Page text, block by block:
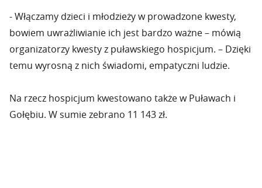
- Włączamy dzieci i młodzieży w prowadzone kwesty,
bowiem uwrażliwianie ich jest bardzo ważne – mówią
organizatorzy kwesty z puławskiego hospicjum. – Dzięki
temu wyrosną z nich świadomi, empatyczni ludzie.
Na rzecz hospicjum kwestowano także w Puławach i
Gołębiu. W sumie zebrano 11 143 zł.